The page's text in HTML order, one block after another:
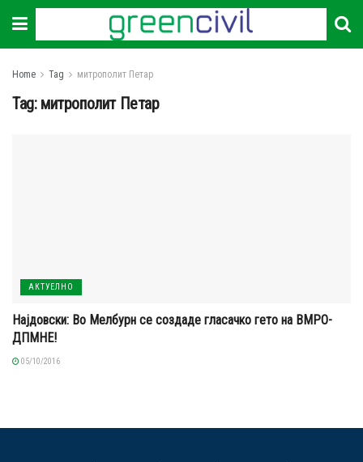
Home Tag митрополит Петар
Tag: митрополит Петар
АКТУЕЛНО
Најдовски: Во Мелбурн се создаде гласачко гето на ВМРО-
ДПМНЕ!
05/10/2016